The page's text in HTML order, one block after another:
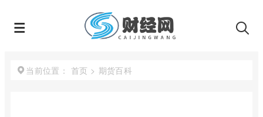
当前位置： 首页 > 期货百科